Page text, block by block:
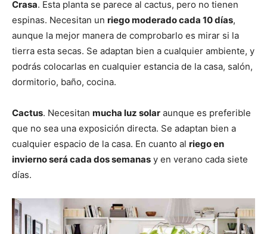
Crasa. Esta planta se parece al cactus, pero no tienen
espinas. Necesitan un riego moderado cada 10 días,
aunque la mejor manera de comprobarlo es mirar si la
tierra esta secas. Se adaptan bien a cualquier ambiente, y
podrás colocarlas en cualquier estancia de la casa, salón,
dormitorio, baño, cocina.
Cactus. Necesitan mucha luz solar aunque es preferible
que no sea una exposición directa. Se adaptan bien a
cualquier espacio de la casa. En cuanto al riego en
invierno será cada dos semanas y en verano cada siete
días.